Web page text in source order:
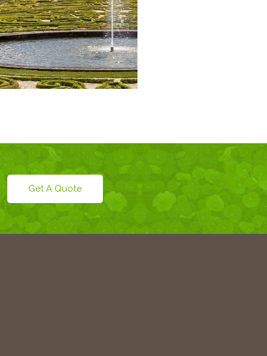
Get A Quote